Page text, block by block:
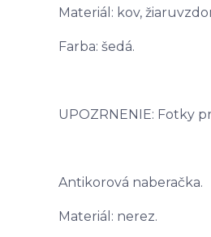
Materiál: kov,
Farba: šedá.
UPOZRNENIE: Fotky
Antikorová naberačka.
Materiál: nerez.